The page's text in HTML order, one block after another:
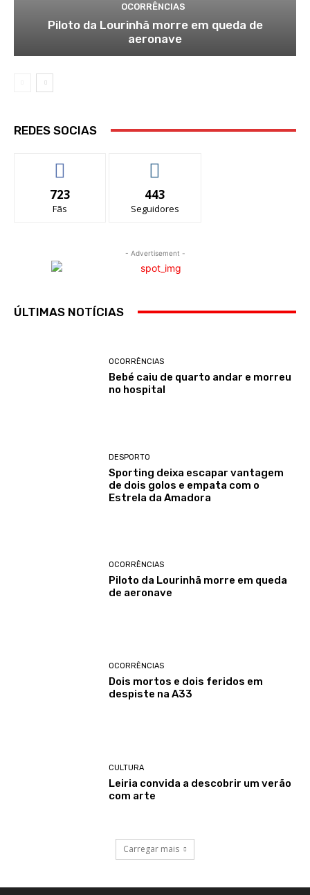
OCORRÊNCIAS
Piloto da Lourinhã morre em queda de
aeronave
REDES SOCIAS
723
Fãs
443
Seguidores
- Advertisement -
ÚLTIMAS NOTÍCIAS
OCORRÊNCIAS
Bebé caiu de quarto andar e morreu
no hospital
DESPORTO
Sporting deixa escapar vantagem
de dois golos e empata com o
Estrela da Amadora
OCORRÊNCIAS
Piloto da Lourinhã morre em queda
de aeronave
OCORRÊNCIAS
Dois mortos e dois feridos em
despiste na A33
CULTURA
Leiria convida a descobrir um verão
com arte
Carregar mais